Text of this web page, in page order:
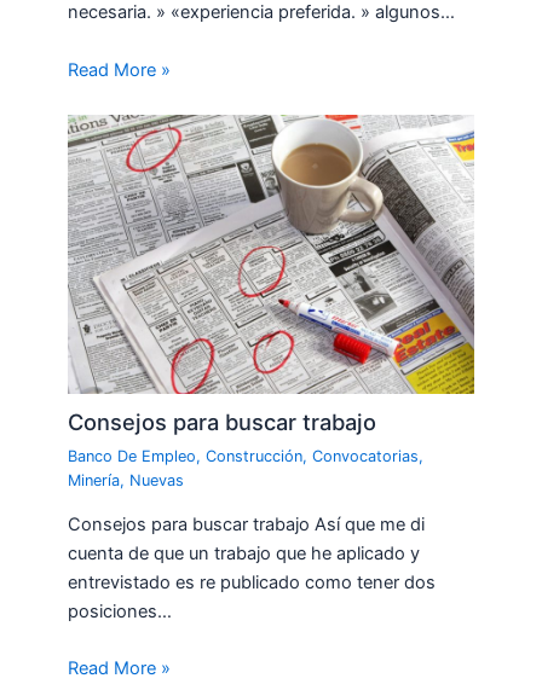
necesaria. » «experiencia preferida. » algunos…
Read More »
Consejos para buscar trabajo
Banco De Empleo,Construcción,Convocatorias,
Minería, Nuevas
Consejos para buscar trabajo Así que me di
cuenta de que un trabajo que he aplicado y
entrevistado es re publicado como tener dos
posiciones…
Read More »